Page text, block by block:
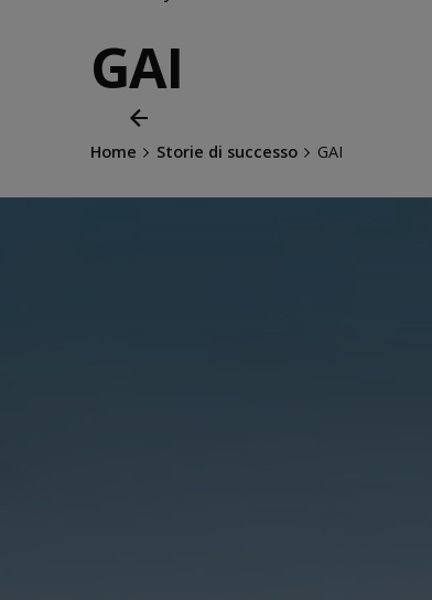
GAI
Home Storie di successo GAI